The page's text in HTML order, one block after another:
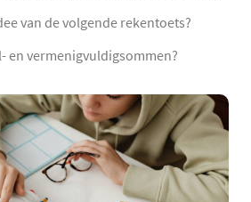
van de volgende rekentoets?
en vermenigvuldigsommen?